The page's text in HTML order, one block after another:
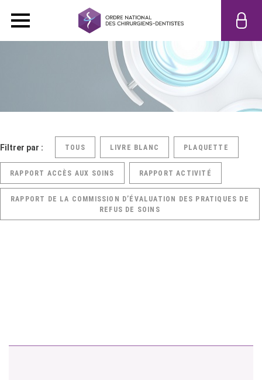
Filtrer par : TOUS LIVRE BLANC PLAQUETTE
RAPPORT ACCÈS AUX SOINS RAPPORT ACTIVITÉ
RAPPORT DE LA COMMISSION D’ÉVALUATION DES PRATIQUES DE
REFUS DE SOINS